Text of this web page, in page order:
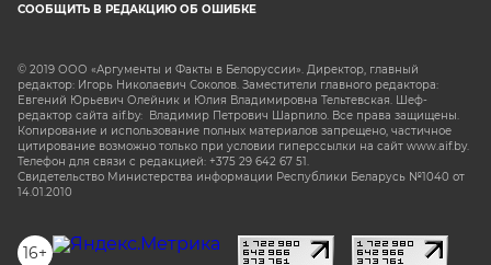
СООБЩИТЬ В РЕДАКЦИЮ ОБ ОШИБКЕ
© 2019 ООО «Аргументы и Факты в Белоруссии». Директор, главный
редактор: Игорь Николаевич Соколов. Заместители главного редактора:
Евгений Юрьевич Олейник и Юлия Владимировна Тельтевская. Шеф-
редактор сайта aif.by: Владимир Петрович Шарпило. Все права защищены.
Копирование и использование полных материалов запрещено, частичное
цитирование возможно только при условии гиперссылки на сайт www.aif.by.
Телефон для связи с редакцией: +375 29 642 67 51.
Свидетельство Министерства информации Республики Беларусь №1040 от
14.01.2010
16+